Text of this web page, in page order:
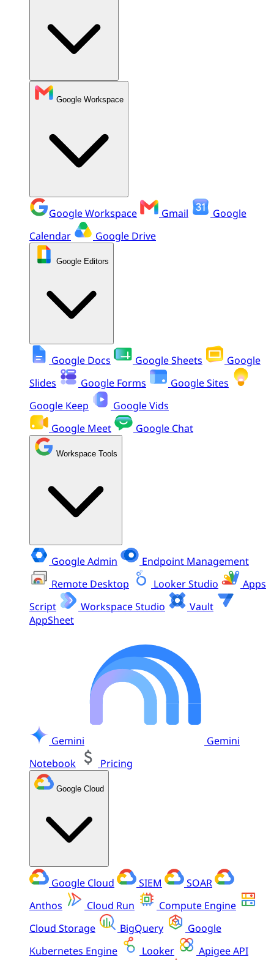
Google Workspace
Google Workspace Gmail
Google
Calendar
Google Drive
Google Editors
Google Docs Google Sheets
Google
Slides
Google Forms
Google Sites
Google Keep
Google Vids
Google Meet
Google Chat
Workspace Tools
Google Admin
Endpoint Management
Remote Desktop
Looker Studio
Apps
Script
Workspace Studio
Vault
AppSheet
Gemini
Gemini
Notebook
Pricing
Google Cloud
Google Cloud SIEM
SOAR
Anthos
Cloud Run
Compute Engine
Cloud Storage
BigQuery
Google
Kubernetes Engine
Looker
Apigee API